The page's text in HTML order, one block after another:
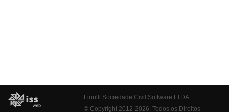
Fiorilli Sociedade Civil Software LTDA
© Copyright 2012-2026. Todos os Direitos